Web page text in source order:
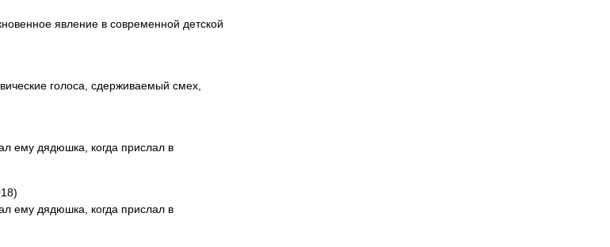
явление в современной детской
голоса, сдерживаемый смех,
ему дядюшка, когда прислал в
ему дядюшка, когда прислал в